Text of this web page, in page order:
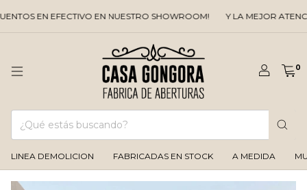
EN EFECTIVO EN NUESTRO SHOWROOM! Y LA MEJOR
0
LINEA DEMOLICION FABRICADAS EN STOCK A MEDIDA